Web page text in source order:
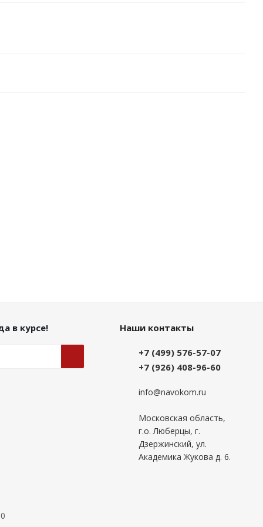
в курсе! Наши контакты
+7 (499) 576-57-07
+7 (926) 408-96-60
info@navokom.ru
Московская область,
г.о. Люберцы, г.
Дзержинский, ул.
Академика Жукова д. 6.